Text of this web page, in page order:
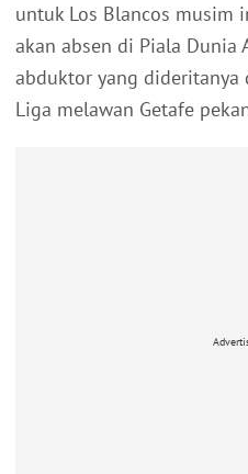
untuk Los Blancos musim
akan absen di Piala Dunia
abduktor yang dideritanya
Liga melawan Getafe